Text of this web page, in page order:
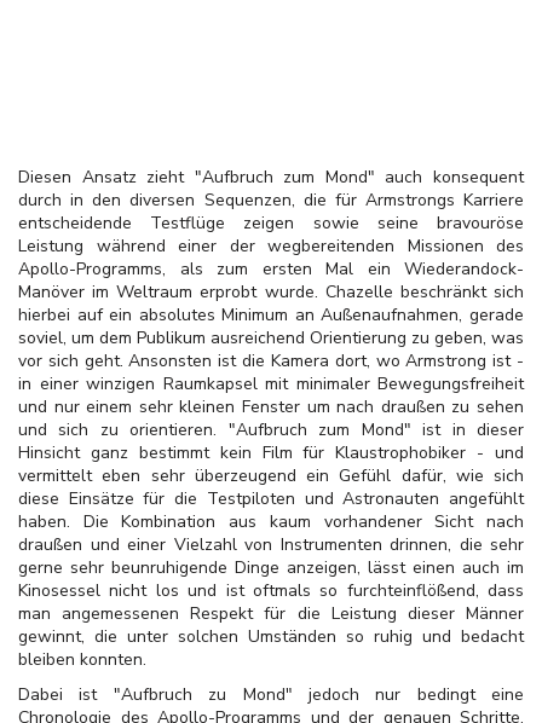
Diesen Ansatz zieht "Aufbruch zum Mond" auch konsequent
durch in den diversen Sequenzen, die für Armstrongs Karriere
entscheidende Testflüge zeigen sowie seine bravouröse
Leistung während einer der wegbereitenden Missionen des
Apollo-Programms, als zum ersten Mal ein Wiederandock-
Manöver im Weltraum erprobt wurde. Chazelle beschränkt sich
hierbei auf ein absolutes Minimum an Außenaufnahmen, gerade
soviel, um dem Publikum ausreichend Orientierung zu geben, was
vor sich geht. Ansonsten ist die Kamera dort, wo Armstrong ist -
in einer winzigen Raumkapsel mit minimaler Bewegungsfreiheit
und nur einem sehr kleinen Fenster um nach draußen zu sehen
und sich zu orientieren. "Aufbruch zum Mond" ist in dieser
Hinsicht ganz bestimmt kein Film für Klaustrophobiker - und
vermittelt eben sehr überzeugend ein Gefühl dafür, wie sich
diese Einsätze für die Testpiloten und Astronauten angefühlt
haben. Die Kombination aus kaum vorhandener Sicht nach
draußen und einer Vielzahl von Instrumenten drinnen, die sehr
gerne sehr beunruhigende Dinge anzeigen, lässt einen auch im
Kinosessel nicht los und ist oftmals so furchteinflößend, dass
man angemessenen Respekt für die Leistung dieser Männer
gewinnt, die unter solchen Umständen so ruhig und bedacht
bleiben konnten.
Dabei ist "Aufbruch zu Mond" jedoch nur bedingt eine
Chronologie des Apollo-Programms und der genauen Schritte,